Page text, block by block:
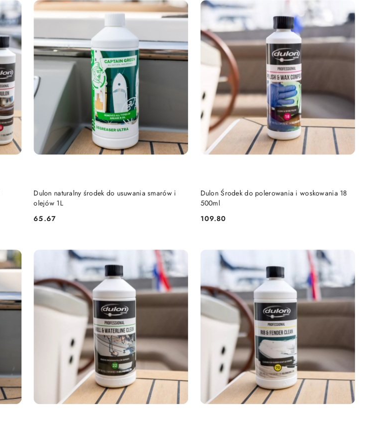
Dulon naturalny środek do usuwania smarów i
olejów 1L
Cena:
65.67
DO KOSZYKA
Dulon Środek do polerowania i woskowania 18
500ml
Cena:
109.80
DO KOSZYKA